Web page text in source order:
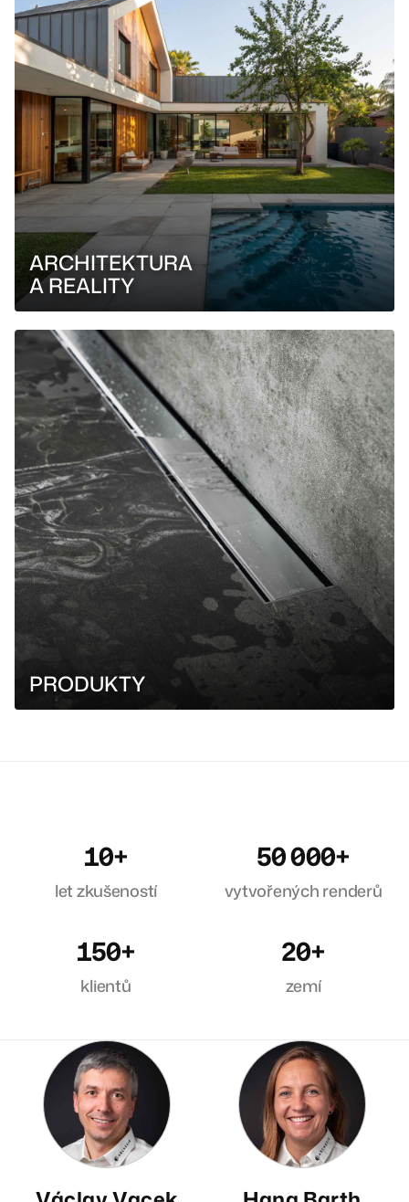
ARCHITEKTURA
A REALITY
PRODUKTY
10+
let zkušeností
50 000+
vytvořených renderů
150+
klientů
20+
zemí